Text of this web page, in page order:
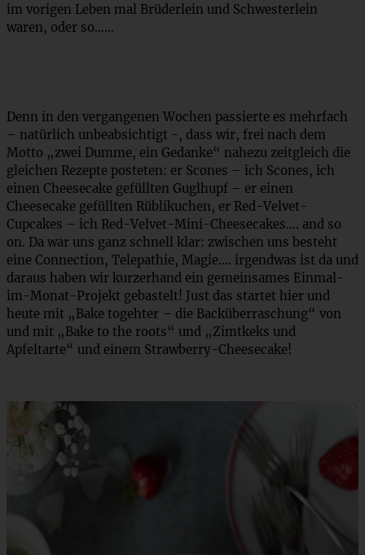
im vorigen Leben mal Brüderlein und Schwesterlein
waren, oder so……
Denn in den vergangenen Wochen passierte es mehrfach
– natürlich unbeabsichtigt -, dass wir, frei nach dem
Motto „zwei Dumme, ein Gedanke“ nahezu zeitgleich die
gleichen Rezepte posteten: er Scones – ich Scones, ich
einen Cheesecake gefüllten Guglhupf – er einen
Cheesecake gefüllten Rüblikuchen, er Red-Velvet-
Cupcakes – ich Red-Velvet-Mini-Cheesecakes…. and so
on. Da war uns ganz schnell klar: zwischen uns besteht
eine Connection, Telepathie, Magie…. irgendwas ist da und
daraus haben wir kurzerhand ein gemeinsames Einmal-
im-Monat-Projekt gebastelt! Just das startet hier und
heute mit „Bake togehter – die Backüberraschung“ von
und mit „Bake to the roots“ und „Zimtkeks und
Apfeltarte“ und einem Strawberry-Cheesecake!